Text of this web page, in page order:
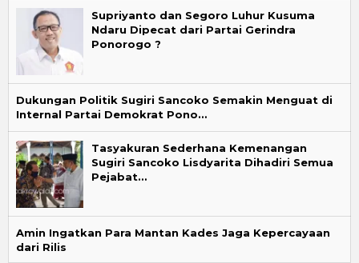
Supriyanto dan Segoro Luhur Kusuma
Ndaru Dipecat dari Partai Gerindra
Ponorogo ?
Dukungan Politik Sugiri Sancoko Semakin Menguat di
Internal Partai Demokrat Pono…
Tasyakuran Sederhana Kemenangan
Sugiri Sancoko Lisdyarita Dihadiri Semua
Pejabat…
Amin Ingatkan Para Mantan Kades Jaga Kepercayaan
dari Rilis